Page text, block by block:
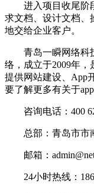
进入项目收尾阶段
求文档、设计文档、
地交给企业客户。
青岛一瞬网络科技
络，成立于2009年
提供网站建设、App
要了解更多有关于
咨询电话：400
总部：青岛市市
邮箱：
24小时热线：186